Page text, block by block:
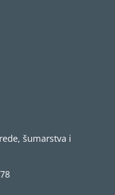
šumarstva i